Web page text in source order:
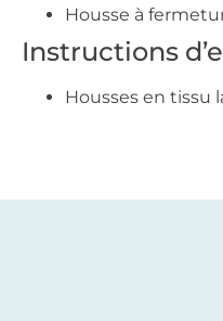
Housse à
Instructions
Housses en tissu